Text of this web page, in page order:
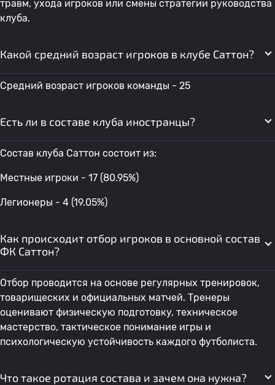
травм, ухода игроков или смены стратегии руководства
клуба.
Какой средний возраст игроков в клубе Саттон?
Средний возраст игроков команды - 25
Есть ли в составе клуба иностранцы?
Состав клуба Саттон состоит из:
Местные игроки - 17 (80.95%)
Легионеры - 4 (19.05%)
Как происходит отбор игроков в основной состав
ФК Саттон?
Отбор проводится на основе регулярных тренировок,
товарищеских и официальных матчей. Тренеры
оценивают физическую подготовку, техническое
мастерство, тактическое понимание игры и
психологическую устойчивость каждого футболиста.
Что такое ротация состава и зачем она нужна?